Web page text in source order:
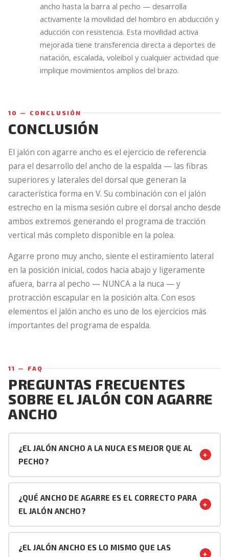
ancho hasta la barra al pecho — desarrolla
activamente la movilidad del hombro en abducción y
aducción con resistencia. Esta movilidad activa
mejorada tiene transferencia directa a deportes de
natación, escalada, voleibol y cualquier actividad que
implique movimientos amplios del brazo.
10 — CONCLUSIÓN
CONCLUSIÓN
El jalón con agarre ancho es el ejercicio de referencia
para el desarrollo del ancho de la espalda — las fibras
superiores y laterales del dorsal que generan la
característica forma en V. Su combinación con el jalón
estrecho en la misma sesión cubre el dorsal ancho desde
ambos extremos generando el programa de tracción
vertical más completo disponible en la polea.
Agarre prono muy ancho, siente el estiramiento lateral
en la posición inicial, codos hacia abajo y ligeramente
afuera, barra al pecho — NUNCA a la nuca — y
protracción escapular en la posición alta. Con esos
elementos el jalón ancho es uno de los ejercicios más
importantes del programa de espalda.
11 — FAQ
PREGUNTAS FRECUENTES
SOBRE EL JALÓN CON AGARRE
ANCHO
¿EL JALÓN ANCHO A LA NUCA ES MEJOR QUE AL
PECHO?
+
No — el jalón ancho al pecho genera un estímulo del
dorsal comparable o superior al de la versión a la nuca,
sin el riesgo de lesión del manguito rotador y la
detrás del cuello. La versión a la nuca está obsoleta en
el entrenamiento moderno. Siempre al pecho.
¿QUÉ ANCHO DE AGARRE ES EL CORRECTO PARA
EL JALÓN ANCHO?
+
Entre 1,5 y 2 veces la anchura de los hombros es el
rango óptimo. El agarre correcto es el más ancho que
¿EL JALÓN ANCHO ES LO MISMO QUE LAS
+